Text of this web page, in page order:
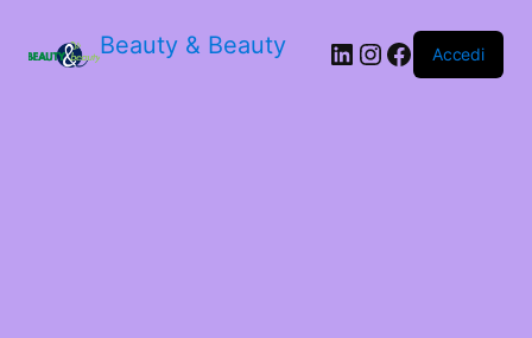
Beauty & Beauty LinkedIn
Instagram
Facebook
Accedi